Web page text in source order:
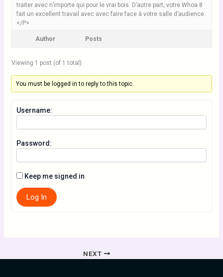
traiter avec n’importe qui pour le vrai bois. D’autre part, votre Whoa 8
fait un excellent travail avec avec faire face à votre salle d’audience.
</P>
Author Posts
Viewing 1 post (of 1 total)
You must be logged in to reply to this topic.
Username:
Password:
Keep me signed in
Log In
NEXT